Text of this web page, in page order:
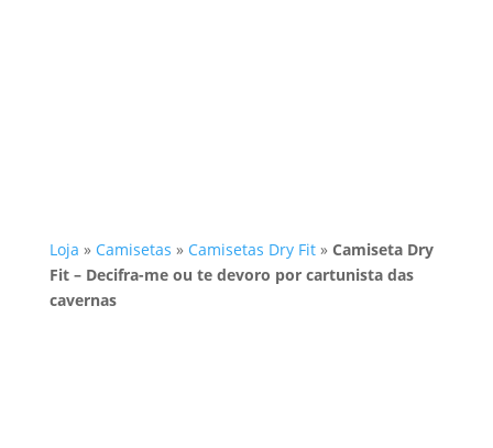
Loja » Camisetas » Camisetas Dry Fit» Camiseta Dry
Fit – Decifra-me ou te devoro por cartunista das
cavernas